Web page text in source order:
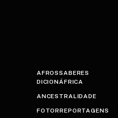
AFROSSABERES
DICIONÁFRICA
ANCESTRALIDADE
FOTORREPORTAGENS